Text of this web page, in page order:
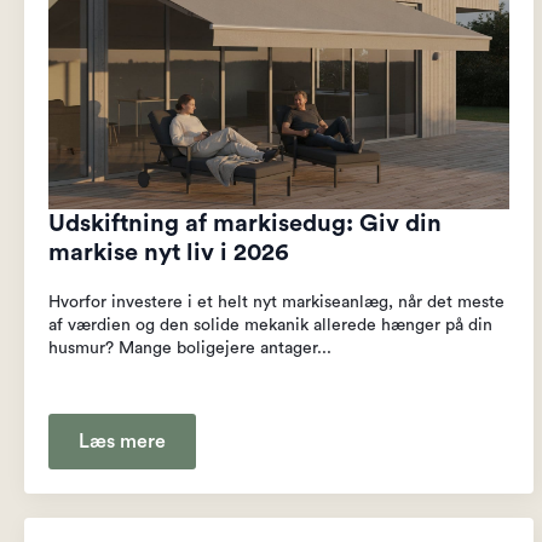
Udskiftning af markisedug: Giv din
markise nyt liv i 2026
Hvorfor investere i et helt nyt markiseanlæg, når det meste
af værdien og den solide mekanik allerede hænger på din
husmur? Mange boligejere antager...
Læs mere